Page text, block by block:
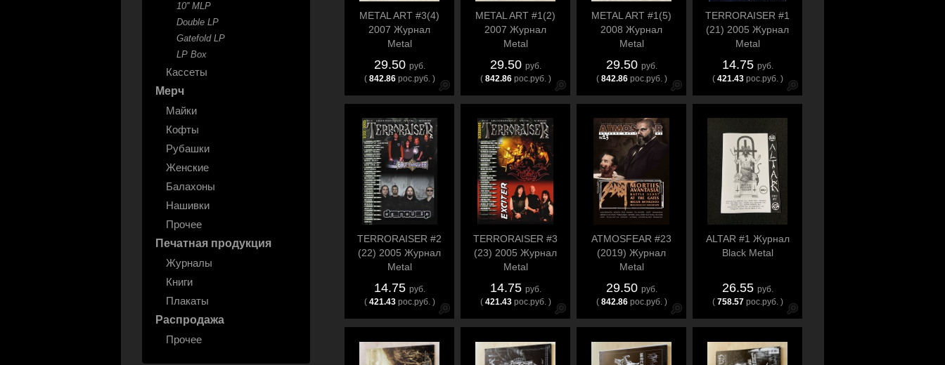
10'' MLP
Double LP
Gatefold LP
LP Box
Кассеты
Мерч
Майки
Кофты
Рубашки
Женские
Балахоны
Нашивки
Прочее
Печатная продукция
Журналы
Книги
Плакаты
Распродажа
Прочее
METAL ART #3(4)
2007 Журнал
Metal
29.50 руб.
( 842.86 рос.руб. )
METAL ART #1(2)
2007 Журнал
Metal
29.50 руб.
( 842.86 рос.руб. )
METAL ART #1(5)
2008 Журнал
Metal
29.50 руб.
( 842.86 рос.руб. )
TERRORAISER #1
(21) 2005 Журнал
Metal
14.75 руб.
( 421.43 рос.руб. )
TERRORAISER #2
(22) 2005 Журнал
Metal
14.75 руб.
( 421.43 рос.руб. )
TERRORAISER #3
(23) 2005 Журнал
Metal
14.75 руб.
( 421.43 рос.руб. )
ATMOSFEAR #23
(2019) Журнал
Metal
29.50 руб.
( 842.86 рос.руб. )
ALTAR #1 Журнал
Black Metal
26.55 руб.
( 758.57 рос.руб. )